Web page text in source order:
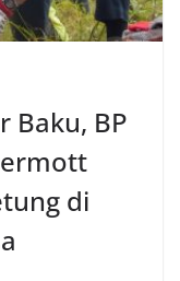
Baku, BP
di